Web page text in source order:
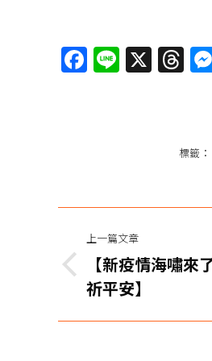
Facebook
Line
X
標籤：
章
航
上一篇文章
上
一
篇
【新疫情海嘯來
祈平安】